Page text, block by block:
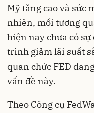
Mỹ tăng cao và sức
nhiên, mối tương
hiện nay chưa có
trình giảm lãi suất
quan chức FED
vấn đề này.
Theo Công cụ